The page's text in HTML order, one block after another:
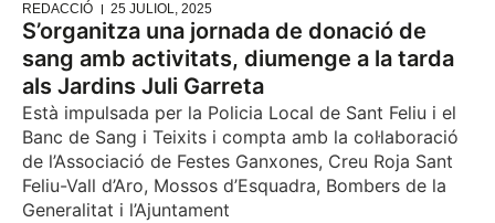
REDACCIÓ 25 JULIOL, 2025
S’organitza una jornada de donació de
sang amb activitats, diumenge a la tarda
als Jardins Juli Garreta
Està impulsada per la Policia Local de Sant Feliu i el
Banc de Sang i Teixits i compta amb la col·laboració
de l’Associació de Festes Ganxones, Creu Roja Sant
Feliu-Vall d’Aro, Mossos d’Esquadra, Bombers de la
Generalitat i l’Ajuntament